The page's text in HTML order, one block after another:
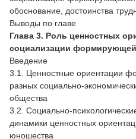
обоснование, достоинства
Выводы по главе
Глава 3. Роль ценностных
социализации
Введение
3.1. Ценностные ориентации
разных социально-
общества
3.2. Социально-
динамики ценностных
юношества